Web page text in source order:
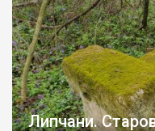
Липчани.